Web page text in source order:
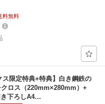
料無料
ス限定特典+特典】白き鋼鉄の
ロス（220mm×280mm）+
き下ろしA4…